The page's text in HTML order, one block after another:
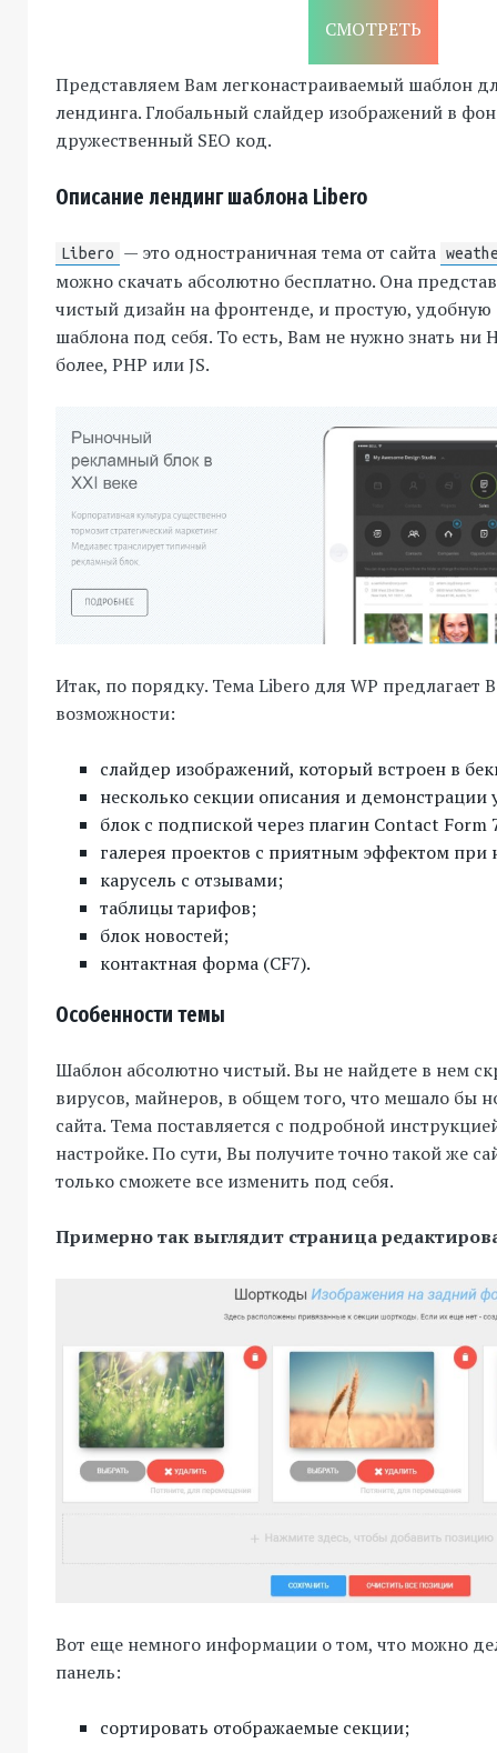
СМОТРЕТЬ
Представляем Вам легконастраиваемый шаблон
лендинга. Глобальный слайдер изображений в
дружественный SEO код.
Описание лендинг шаблона Libero
Libero — это одностраничная тема от сайта
можно скачать абсолютно бесплатно. Она
чистый дизайн на фронтенде, и простую, удобную
шаблона под себя. То есть, Вам не нужно знать ни
более, PHP или JS.
Итак, по порядку. Тема Libero для WP предлагает
возможности:
слайдер изображений, который встроен в
несколько секции описания и демонстрации
блок с подпиской через плагин Contact Form
галерея проектов с приятным эффектом при
карусель с отзывами;
таблицы тарифов;
блок новостей;
контактная форма (CF7).
Особенности темы
Шаблон абсолютно чистый. Вы не найдете в нем
вирусов, майнеров, в общем того, что мешало бы
сайта. Тема поставляется с подробной
настройке. По сути, Вы получите точно такой же
только сможете все изменить под себя.
Примерно так выглядит страница
Вот еще немного информации о том, что можно
панель:
сортировать отображаемые секции;